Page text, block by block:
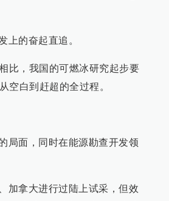
上的奋起直追。
比，我国的可燃冰研究起步要
空白到赶超的全过程。
局面，同时在能源勘查开发领
加拿大进行过陆上试采，但效